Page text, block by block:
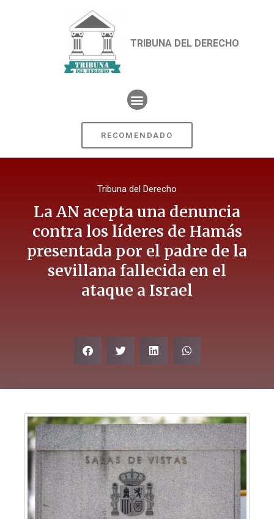
TRIBUNA DEL DERECHO
RECOMENDADO
Tribuna del Derecho
La AN acepta una denuncia
contra los líderes de Hamás
presentada por el padre de la
sevillana fallecida en el
ataque a Israel